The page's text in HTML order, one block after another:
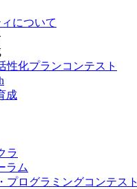
について
性化プランコンテスト
成
ラ
ラム
プログラミングコンテスト